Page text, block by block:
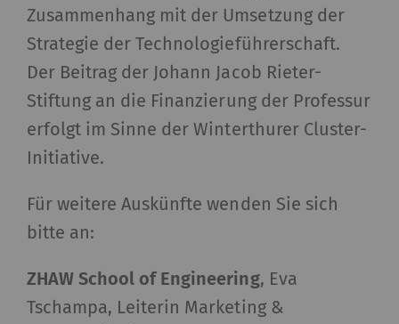
Zusammenhang mit der Umsetzung der
Strategie der Technologieführerschaft.
Der Beitrag der Johann Jacob Rieter-
Stiftung an die Finanzierung der Professur
erfolgt im Sinne der Winterthurer Cluster-
Initiative.
Für weitere Auskünfte wenden Sie sich
bitte an:
ZHAW School of Engineering, Eva
Tschampa, Leiterin Marketing &